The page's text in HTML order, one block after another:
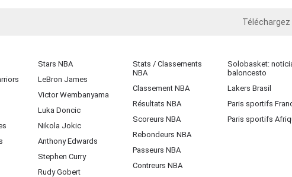
iOS
Stars NBA
LeBron James
Victor Wembanyama
Luka Doncic
Nikola Jokic
Anthony Edwards
Stephen Curry
Rudy Gobert
Stats / Classements
NBA
Classement NBA
Résultats NBA
Scoreurs NBA
Rebondeurs NBA
Passeurs NBA
Contreurs NBA
Solobasket:
baloncesto
Lakers Brasil
Paris sportifs
Paris sportifs